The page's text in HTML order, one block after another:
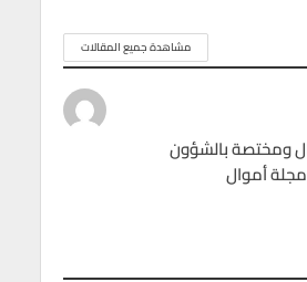
مشاهدة جميع المقالات
ومختصة بالشؤون
أموال